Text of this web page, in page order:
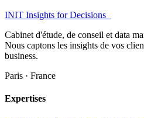
INIT Insights for Decisions_
Cabinet d'étude, de conseil et data
Nous captons les insights de vos
business.
Paris · France
Expertises